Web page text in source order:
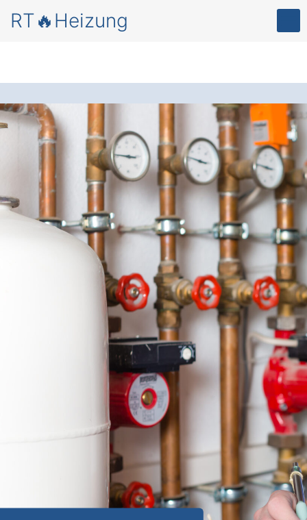
RT🔥Heizung
Mehr Komfort und
Energieersparnis–
durch einemoderne
Heizungsanlage in
Moderne Heiztechnik: Senken Sie Ihre
Energiekosten und
steigern Sie den
Wohnkomfortin Herl.
✅ Unverbindlich & Kostenlos
Persönliche Beratung
Experten für Heizsysteme
✅ Effizient und umweltfreundlich
Förderungsberatung